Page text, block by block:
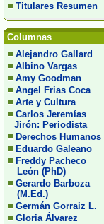
Titulares Resumen
Columnas
Alejandro Gallard
Albino Vargas
Amy Goodman
Angel Frias Coca
Arte y Cultura
Carlos Jeremías
Jirón: Periodista
Derechos Humanos
Eduardo Galeano
Freddy Pacheco
León (PhD)
Gerardo Barboza
(M.Ed.)
Germán Gorraiz L.
Gloria Álvarez